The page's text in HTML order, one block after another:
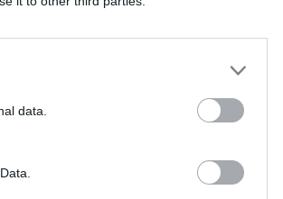
data.
στην Τρίπολη, σύμφωνα με τα
στα ίδια επίπεδα. Την
- απόγευμα στα ηπειρωτικά θα
στα κεντρικά και βόρεια ορεινά,
νότια τοπικά έως 6 μποφόρ. Η